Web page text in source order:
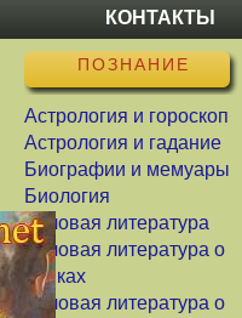
КОНТАКТЫ
ПОЗНАНИЕ
Астрология и гороскоп
Астрология и гадание
Биографии и мемуары
Биология
Деловая литература
Деловая литература о
банках
Деловая литература о